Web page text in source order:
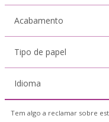
Acabamento
Tipo de papel
Idioma
Tem algo a reclamar sobre